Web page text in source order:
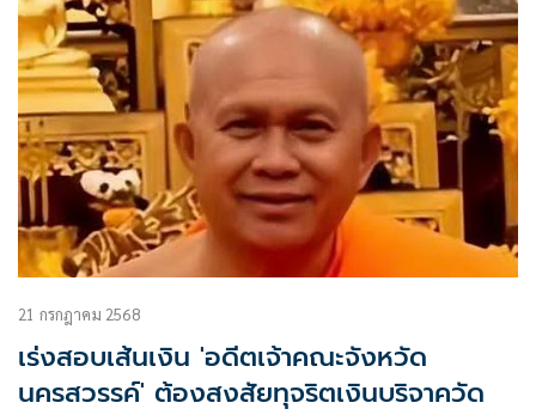
21 กรกฎาคม 2568
เร่งสอบเส้นเงิน 'อดีตเจ้าคณะจังหวัด
นครสวรรค์' ต้องสงสัยทุจริตเงินบริจาควัด